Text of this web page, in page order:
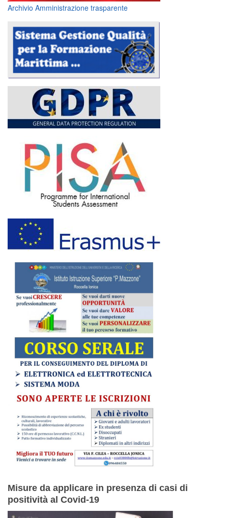
Archivio Amministrazione trasparente
Misure da applicare in presenza di casi di
positività al Covid-19